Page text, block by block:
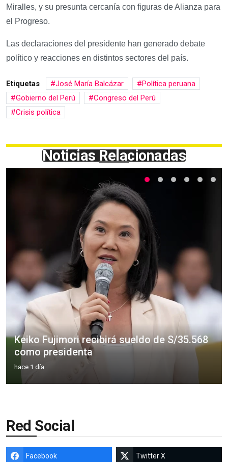
Miralles, y su presunta cercanía con figuras de Alianza para
el Progreso.
Las declaraciones del presidente han generado debate
político y reacciones en distintos sectores del país.
Etiquetas José María Balcázar
Política peruana
Gobierno del Perú
Congreso del Perú
Crisis política
Noticias Relacionadas
Keiko Fujimori recibirá sueldo de S/35.568
como presidenta
hace 1 día
Red Social
Facebook Twitter X